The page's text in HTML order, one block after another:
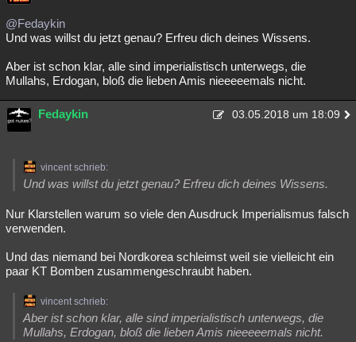
@Fedaykin
Und was willst du jetzt genau? Erfreu dich deines Wissens.
Aber ist schon klar, alle sind imperialistisch unterwegs, die
Mullahs, Erdogan, bloß die lieben Amis nieeeeemals nicht.
Fedaykin 03.05.2018 um 18:09
vincent schrieb:
Und was willst du jetzt genau? Erfreu dich deines Wissens.
Nur Klarstellen warum so viele den Ausdruck Imperialismus falsch
verwenden.
Und das niemand bei Nordkorea schleimst weil sie vielleicht ein
paar KT Bomben zusammengeschraubt haben.
vincent schrieb:
Aber ist schon klar, alle sind imperialistisch unterwegs, die
Mullahs, Erdogan, bloß die lieben Amis nieeeeemals nicht.